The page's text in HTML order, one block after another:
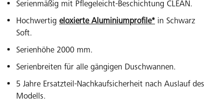
Serienmäßig mit Pflegeleicht-Beschichtung CLEAN.
Hochwertig eloxierte Aluminiumprofile* in Schwarz
Soft.
Serienhöhe 2000 mm.
Serienbreiten für alle gängigen Duschwannen.
5 Jahre Ersatzteil-Nachkaufsicherheit nach Auslauf des
Modells.